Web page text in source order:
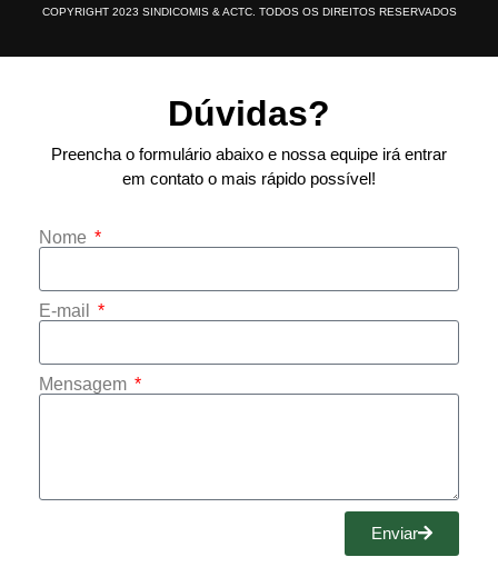
COPYRIGHT 2023 SINDICOMIS & ACTC. TODOS OS DIREITOS RESERVADOS
Dúvidas?
Preencha o formulário abaixo e nossa equipe irá entrar
em contato o mais rápido possível!
Nome
E-mail
Mensagem
Enviar